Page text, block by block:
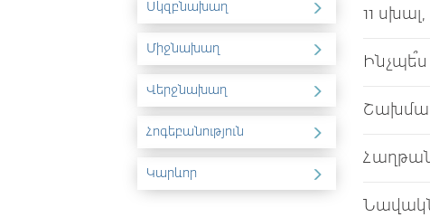
Սկզբնախաղ
Միջնախաղ
Վերջնախաղ
Հոգեբանություն
Կարևոր
11